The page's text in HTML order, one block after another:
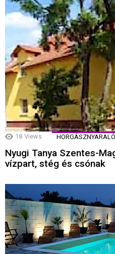
18 Views HORGÁSZNYARALÓ
Nyugi Tanya Szentes-
vízpart, stég és csónak